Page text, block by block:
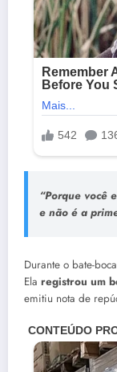
“Porque você
e não é a
Durante o bate-
Ela registrou um
emitiu nota de